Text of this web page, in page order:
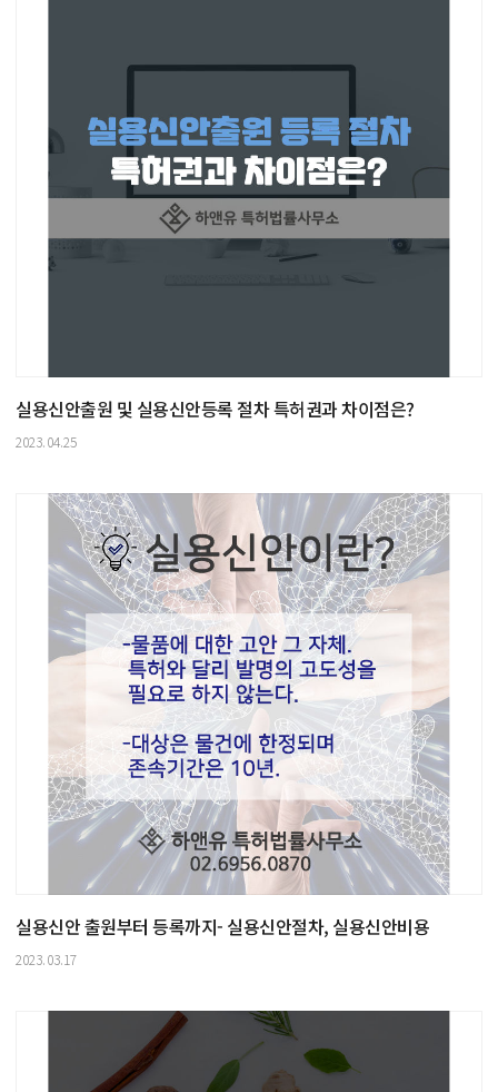
실용신안출원 및 실용신안등록 절차 특허권과 차이점은?
2023.04.25
실용신안 출원부터 등록까지- 실용신안절차, 실용신안비용
2023.03.17